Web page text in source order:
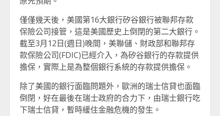
僅僅幾天後，美國第16大銀行矽谷銀行被聯邦存款
保險公司接管，這是美國歷史上倒閉的第二大銀行。
截至3月12日(週日)晚間，美聯儲、財政部和聯邦存
款保險公司(FDIC)已經介入，為矽谷銀行的存款提供
擔保，實際上是為整個銀行系統的存款提供擔保。
除了美國的銀行面臨問題外，歐洲的瑞士信貸也面臨
倒閉，好在最後在瑞士政府的合力下，由瑞士銀行吃
下瑞士信貸，暫時緩住金融危機的發生。